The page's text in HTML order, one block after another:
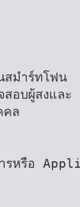
สมำร์ทโฟน
อบผู้สงและ
คล
รหรือ